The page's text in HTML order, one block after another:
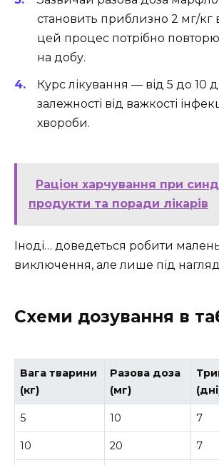
становить приблизно 2 мг/кг
цей процес потрібно
на добу.
Курс лікування — від 5 до 10
залежності від важкості
хвороби.
Раціон харчування при
продукти та поради лікарів
Іноді… доведеться робити
виключення, але лише під
Схеми дозування в
Вага тварини
(кг)
Разова доза
(мг)
5 10 7
10 20 7